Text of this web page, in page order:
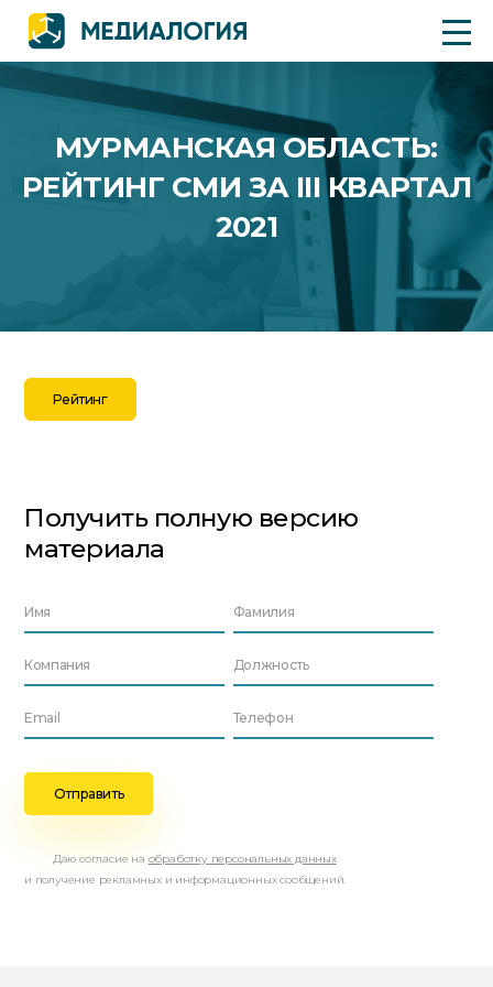
МУРМАНСКАЯ ОБЛАСТЬ:
РЕЙТИНГ СМИ ЗА III КВАРТАЛ
2021
Рейтинг
Получить полную версию
материала
Даю согласие на обработку персональных данных
и получение рекламных и информационных сообщений.